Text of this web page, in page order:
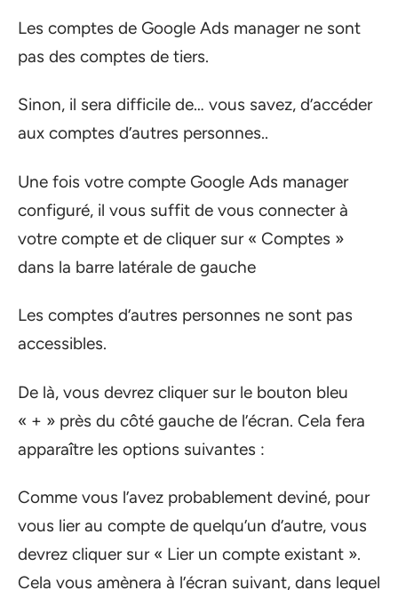
Les comptes de Google Ads manager ne sont
pas des comptes de tiers.
Sinon, il sera difficile de… vous savez, d’accéder
aux comptes d’autres personnes..
Une fois votre compte Google Ads manager
configuré, il vous suffit de vous connecter à
votre compte et de cliquer sur « Comptes »
dans la barre latérale de gauche
Les comptes d’autres personnes ne sont pas
accessibles.
De là, vous devrez cliquer sur le bouton bleu
« + » près du côté gauche de l’écran. Cela fera
apparaître les options suivantes :
Comme vous l’avez probablement deviné, pour
vous lier au compte de quelqu’un d’autre, vous
devrez cliquer sur « Lier un compte existant ».
Cela vous amènera à l’écran suivant, dans lequel